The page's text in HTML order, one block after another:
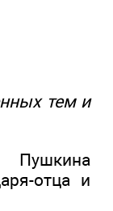
тем и
отца и